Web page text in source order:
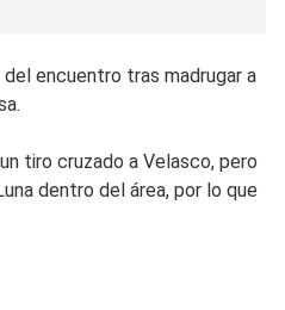
encuentro tras madrugar a
tiro cruzado a Velasco, pero
dentro del área, por lo que